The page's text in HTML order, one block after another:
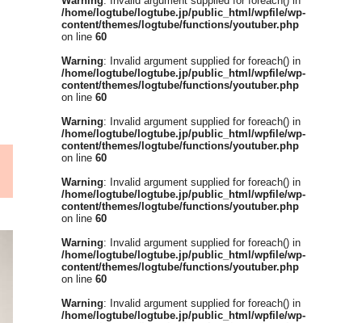
/home/logtube/logtube.jp/public_html/wpfile/wp-
content/themes/logtube/functions/youtuber.php
on line 60
Warning: Invalid argument supplied for foreach() in
/home/logtube/logtube.jp/public_html/wpfile/wp-
content/themes/logtube/functions/youtuber.php
on line 60
Warning: Invalid argument supplied for foreach() in
/home/logtube/logtube.jp/public_html/wpfile/wp-
content/themes/logtube/functions/youtuber.php
on line 60
Warning: Invalid argument supplied for foreach() in
/home/logtube/logtube.jp/public_html/wpfile/wp-
content/themes/logtube/functions/youtuber.php
on line 60
Warning: Invalid argument supplied for foreach() in
/home/logtube/logtube.jp/public_html/wpfile/wp-
content/themes/logtube/functions/youtuber.php
on line 60
Warning: Invalid argument supplied for foreach() in
/home/logtube/logtube.jp/public_html/wpfile/wp-